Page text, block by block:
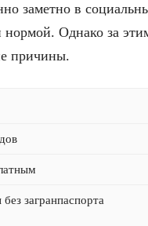
заметно в
Однако за
причины.
загранпаспорта